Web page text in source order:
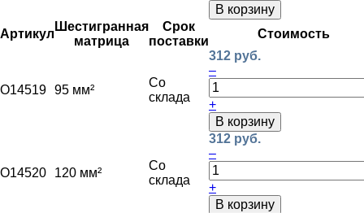
В корзину
Артикул
Шестигранная
матрица
Срок
поставки
Стоимость
O14519 95 мм²
Со
склада
312 руб.
–
+
В корзину
O14520 120 мм²
Со
склада
312 руб.
–
+
В корзину